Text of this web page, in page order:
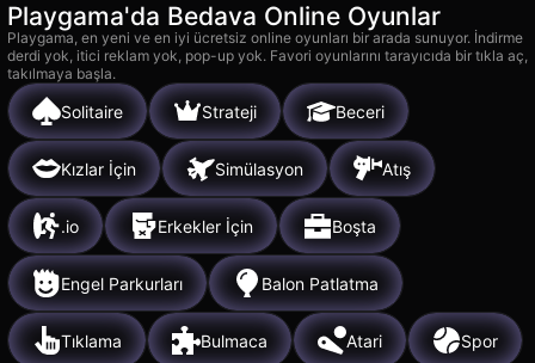
Playgama'da Bedava Online Oyunlar
Playgama, en yeni ve en iyi ücretsiz online oyunları bir arada sunuyor. İndirme
derdi yok, itici reklam yok, pop-up yok. Favori oyunlarını tarayıcıda bir tıkla aç,
takılmaya başla.
Solitaire Strateji Beceri
Kızlar İçin Simülasyon Atış
.io Erkekler İçin Boşta
Engel Parkurları Balon Patlatma
Tıklama Bulmaca Atari Spor